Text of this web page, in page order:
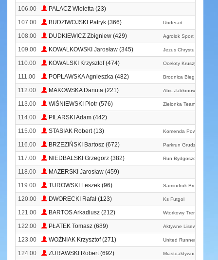
106.00
PALACZ Wioletta (23)
107.00
BUDZIWOJSKI Patryk (366) Underart
108.00 DUDKIEWICZ Zbigniew (429) Agrolok Sport Team
109.00 KOWALKOWSKI Jarosław (345) Jezus Chrystus Team
110.00 KOWALSKI Krzysztof (474) Oceloty Kruszyn
111.00 POPŁAWSKA Agnieszka (482) Brodnica Biega
112.00 MAKOWSKA Danuta (221) Abic Jabłonowo
113.00 WIŚNIEWSKI Piotr (576) Zielonka Team
114.00
PILARSKI Adam (442)
115.00
STASIAK Robert (13) Komenda Powiatowa
116.00 BRZEZIŃSKI Bartosz (672) Parkrun Grudziądz
117.00 NIEDBALSKI Grzegorz (382) Run Bydgoszcz
118.00
MAZERSKI Jarosław (459)
119.00
TUROWSKI Leszek (96) Samindruk Brodnica
120.00 DWORECKI Rafał (123) Ks Futgol
121.00 BARTOS Arkadiusz (212) Wtorkowy Trening
122.00 PŁATEK Tomasz (689) Aktywne Lisewo
123.00 WOŹNIAK Krzysztof (271) United Runners
124.00 ŻURAWSKI Robert (692) Miastoaktywni. Pl